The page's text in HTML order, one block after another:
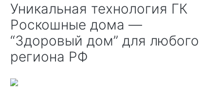
Уникальная технология ГК
Роскошные дома —
“Здоровый дом” для любого
региона РФ